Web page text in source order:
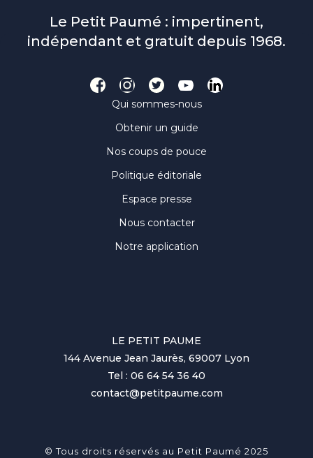
Le Petit Paumé : impertinent,
indépendant et gratuit depuis 1968.
Qui sommes-nous
Obtenir un guide
Nos coups de pouce
Politique éditoriale
Espace presse
Nous contacter
Notre application
LE PETIT PAUME
144 Avenue Jean Jaurès, 69007 Lyon
Tel : 06 64 54 36 40
contact@petitpaume.com
© Tous droits réservés au Petit Paumé 2025